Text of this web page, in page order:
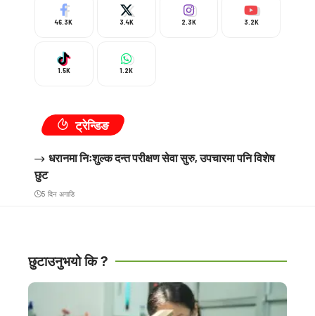
46.3K 3.4K 2.3K 3.2K
1.5K 1.2K
ट्रेन्डिङ
धरानमा निःशुल्क दन्त परीक्षण सेवा सुरु, उपचारमा पनि विशेष
छुट
5 दिन अगाडि
छुटाउनुभयो कि ?